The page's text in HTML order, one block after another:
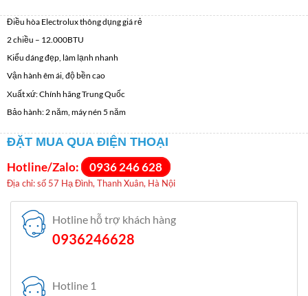
Điều hòa Electrolux thông dụng giá rẻ
2 chiều – 12.000BTU
Kiểu dáng đẹp, làm lạnh nhanh
Vận hành êm ái, độ bền cao
Xuất xứ: Chính hãng Trung Quốc
Bảo hành: 2 năm, máy nén 5 năm
ĐẶT MUA QUA ĐIỆN THOẠI
Hotline/Zalo: 0936 246 628
Địa chỉ: số 57 Hạ Đình, Thanh Xuân, Hà Nội
Hotline hỗ trợ khách hàng
0936246628
Hotline 1